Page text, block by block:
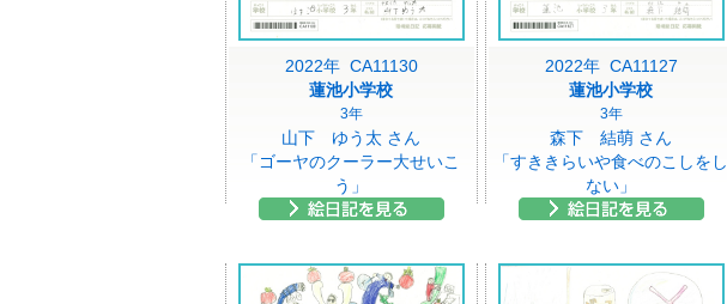
2022年 CA11130
蓮池小学校
3年
山下 ゆう太 さん
「ゴーヤのクーラー大せいこ
う」
2022年 CA11127
蓮池小学校
3年
森下 結萌 さん
「すききらいや食べのこしをし
ない」